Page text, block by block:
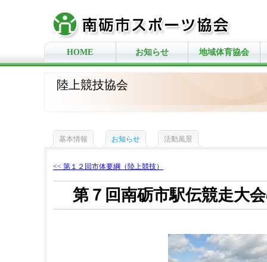
HOME お知らせ 地域体育協会
陸上競技協会
基本情報 お知らせ 活動風景
<< 第１２回市体要綱（陸上競技）
第７回南砺市駅伝競走大